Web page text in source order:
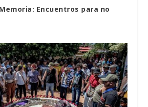
Encuentros para no